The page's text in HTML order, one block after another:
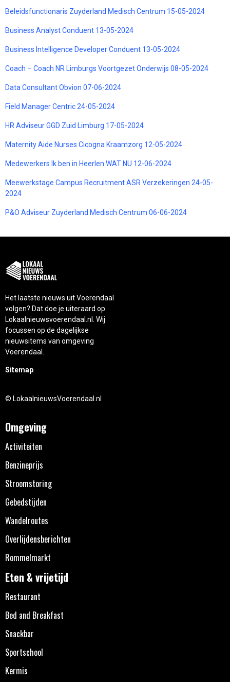
Beleidsfunctionaris Zuyderland Medisch Centrum 15-05-2024
Business Analyst Conduent 13-05-2024
Business Intelligence Developer Conduent 13-05-2024
Coach – Coach NR Limburgs Voortgezet Onderwijs 08-05-2024
Data Consultant Obvion 07-06-2024
Field Manager Centric 24-05-2024
HR Adviseur GGD Zuid Limburg 17-05-2024
Maternity Aide Nurses Cicogna Kraamzorg 12-05-2024
Medewerkers Ik ben in Heerlen WAT NU 12-06-2024
Meewerkstage Campus Recruitment ASR Verzekeringen 24-05-
2024
P&O Adviseur Zuyderland Medisch Centrum 06-06-2024
Het laatste nieuws uit Voerendaal
volgen? Dat doe je uiteraard op
Lokaalnieuwsvoerendaal.nl. Wij
focussen op de dagelijkse
nieuwsitems van omgeving
Voerendaal.
Sitemap
© LokaalnieuwsVoerendaal.nl
Omgeving
Activiteiten
Benzineprijs
Stroomstoring
Gebedstijden
Wandelroutes
Overlijdensberichten
Rommelmarkt
Eten & vrijetijd
Restaurant
Bed and Breakfast
Snackbar
Sportschool
Kermis